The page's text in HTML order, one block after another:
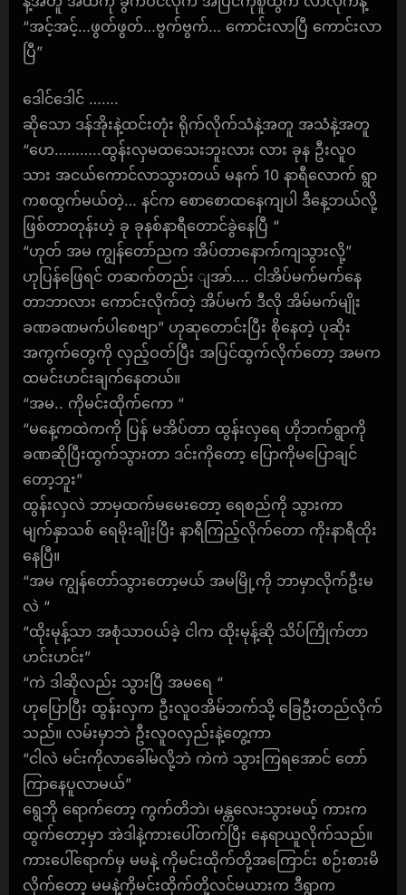
“အင့်အင့်…ဖွတ်ဖွတ်…ဗွက်ဗွက်… ကောင်းလာပြီ ကောင်းလာ
ပြီ”
ဒေါင်ဒေါင် …….
ဆိုသော ဒန်အိုးနဲ့ထင်းတုံး ရိုက်လိုက်သံနဲ့အတူ အသံနဲ့အတူ
“ဟေ………..ထွန်းလှမထသေးဘူးလား လား ခုန ဦးလူဝ
သား အငယ်ကောင်လာသွားတယ် မနက် 10 နာရီလောက် ရွာ
ကစထွက်မယ်တဲ့… နင်က စောစောထနေကျပါ ဒီနေ့ဘယ်လို့
ဖြစ်တာတုန်းဟဲ့ ခု ခုနစ်နာရီတောင်ခွဲနေပြီ “
“ဟုတ် အမ ကျွန်တော်ညက အိပ်တာနောက်ကျသွားလို့”
ဟုပြန်ဖြေရင် တဆက်တည်း ျအာ်…. ငါအိပ်မက်မက်နေ
တာဘာလား ကောင်းလိုက်တဲ့ အိပ်မက် ဒီလို အိမ်မက်မျိုး
ခဏခဏမက်ပါစေဗျာ” ဟုဆုတောင်းပြီး စိုနေတဲ့ ပုဆိုး
အကွက်တွေကို လှည့်ဝတ်ပြီး အပြင်ထွက်လိုက်တော့ အမက
ထမင်းဟင်းချက်နေတယ်။
“အမ.. ကိုမင်းထိုက်ကော “
“မနေ့ကထဲကကို ပြန် မအိပ်တာ ထွန်းလှရေ ဟိုဘက်ရွာကို
ခဏဆိုပြီးထွက်သွားတာ ဒင်းကိုတော့ ပြောကိုမပြောချင်
တော့ဘူး”
ထွန်းလှလဲ ဘာမှထက်မမေးတော့ ရေစည်ကို သွားကာ
မျက်နှာသစ် ရေမိုးချိုးပြီး နာရီကြည့်လိုက်တော ကိုးနာရီထိုး
နေပြီ။
“အမ ကျွန်တော်သွားတော့မယ် အမမြို့ကို ဘာမှာလိုက်ဦးမ
လဲ “
“ထိုးမုန့်သာ အစုံသာဝယ်ခဲ့ ငါက ထိုးမုန့်ဆို သိပ်ကြိုက်တာ
ဟင်းဟင်း”
“ကဲ ဒါဆိုလည်း သွားပြီ အမရေ “
ဟုပြောပြီး ထွန်းလှက ဦးလူဝအိမ်ဘက်သို့ ခြေဦးတည်လိုက်
သည်။ လမ်းမှာဘဲ ဦးလူဝလှည်းနဲ့တွေ့ကာ
“ငါလဲ မင်းကိုလာခေါ်မလို့ဘဲ ကဲကဲ သွားကြရအောင် တော်
ကြာနေပူလာမယ်”
ရွေဘို ရောက်တော့ ကွက်တိဘဲ၊ မန္တလေးသွားမယ့် ကားက
ထွက်တော့မှာ အဲဒါနဲ့ကားပေါ်တက်ပြီး နေရာယူလိုက်သည်။
ကားပေါ်ရောက်မှ မမနဲ့ ကိုမင်းထိုက်တို့အကြောင်း စဉ်းစားမိ
လိုက်တော့ မမနဲ့ကိုမင်းထိုက်တို့လင်မယားက ဒီရွာက